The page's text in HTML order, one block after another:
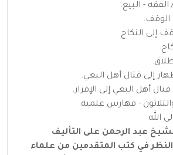
- البيع.
الوقف.
إلى النكاح.
إلى قتال أهل البغي.
أهل البغي إلى الإقرار.
- فهارس علمية.
الله
عبد الرحمن على التأليف
في كتب المتقدمين من علماء